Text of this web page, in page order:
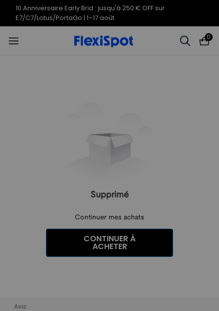
10 Anniversaire Early Brid : jusqu'à 250 € OFF sur
E7/C7/Lotus/PortaGo | 1–17 août
0
Supprimé
Continuer mes achats
CONTINUER À
ACHETER
Avis